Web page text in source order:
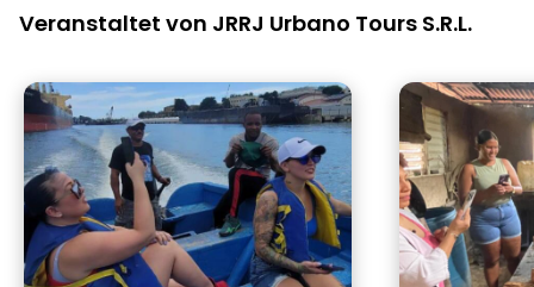
Veranstaltet von JRRJ Urbano Tours S.R.L.